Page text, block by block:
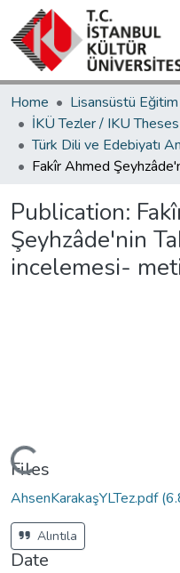
Home
İKÜ Tezler / IKU Theses
Publication:
Şeyhzâde'nin
incelemesi-
Files
AhsenKarakaşYLTez.pdf
Alıntıla
Date